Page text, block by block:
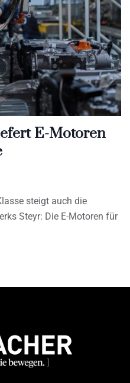
E-Motoren
steigt auch die
Steyr: Die E-Motoren für